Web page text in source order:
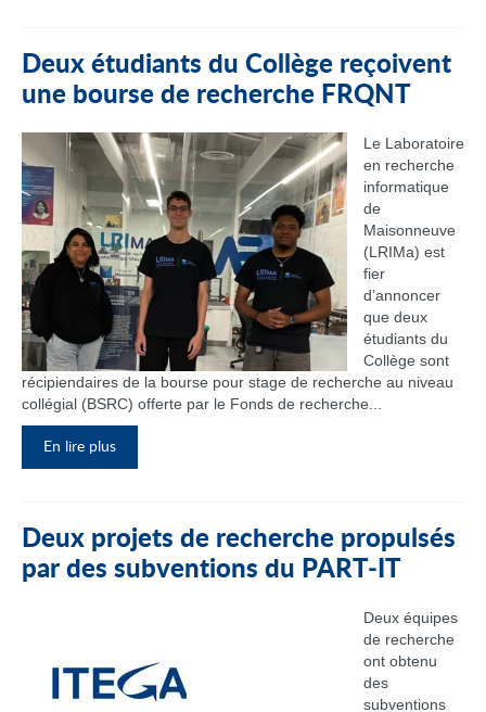
Deux étudiants du Collège reçoivent
une bourse de recherche FRQNT
Le Laboratoire
en recherche
informatique
de
Maisonneuve
(LRIMa) est
fier
d’annoncer
que deux
étudiants du
Collège sont
récipiendaires de la bourse pour stage de recherche au niveau
collégial (BSRC) offerte par le Fonds de recherche...
En lire plus
Deux projets de recherche propulsés
par des subventions du PART‑IT
Deux équipes
de recherche
ont obtenu
des
subventions